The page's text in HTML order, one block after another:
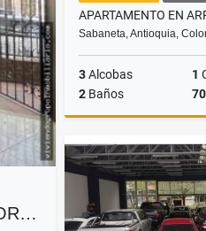
Sabaneta, Antioquia,
3Alcobas 1
2 Baños 70